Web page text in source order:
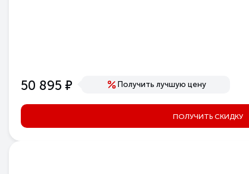
50 895 е Получить лучшую цену
ПОЛУЧИТЬ СКИДКУ